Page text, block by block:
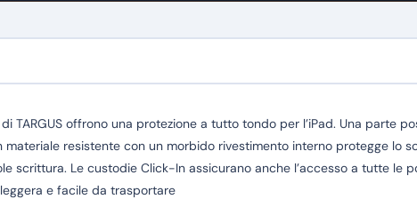
offrono una protezione a tutto tondo per l’iPad. Una parte
resistente con un morbido rivestimento interno protegge lo
scrittura. Le custodie Click-In assicurano anche l’accesso a tutte le
e facile da trasportare